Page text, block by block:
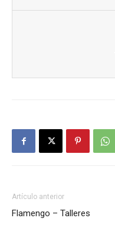
Artículo anterior
Flamengo – Talleres